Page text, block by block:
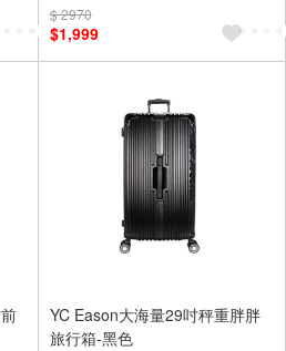
$ 2970
$1,999
YC Eason大海量29吋秤重胖胖
旅行箱-黑色